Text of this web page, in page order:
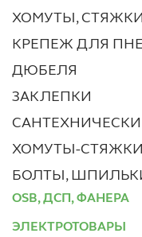
ХОМУТЫ, СТЯЖКИ
КРЕПЕЖ ДЛЯ
ДЮБЕЛЯ
ЗАКЛЕПКИ
ХОМУТЫ-
БОЛТЫ,
OSB, ДСП, ФАНЕРА
ЭЛЕКТРОТОВАРЫ